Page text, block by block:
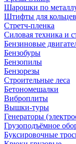
Шарошки по
Штифты для
Стретч-пленка
Силовая техника и
Бензиновые
Бензобуры
Бензопилы
Бензорезы
Строительные леса
Бетономешалки
Виброплиты
Вышки-туры
Генераторы
Грузоподъёмное
Буксировочные